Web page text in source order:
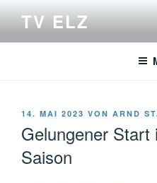
springen
TV ELZ
VERÖFFENTLICHT
14. MAI 2023 VON ARND
Gelungener Start
Saison